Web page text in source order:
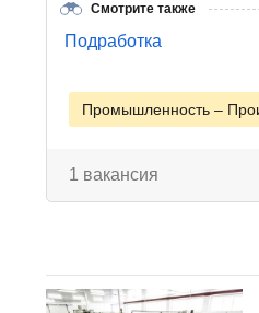
Смотрите также
Подработка
1 вакансия